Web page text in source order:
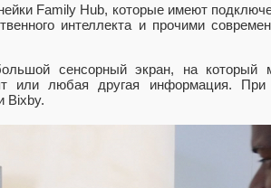
Family Hub, которые имеют
интеллекта и прочими
сенсорный экран, на который
или любая другая информация. При
Bixby.